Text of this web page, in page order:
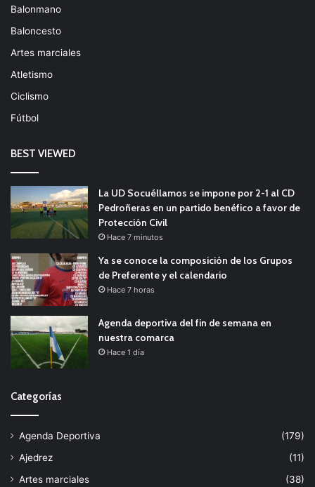
Balonmano
Baloncesto
Artes marciales
Atletismo
Ciclismo
Fútbol
BEST VIEWED
La UD Socuéllamos se impone por 2-1 al CD
Pedroñeras en un partido benéfico a favor de
Protección Civil
Hace 7 minutos
Ya se conoce la composición de los Grupos
de Preferente y el calendario
Hace 7 horas
Agenda deportiva del fin de semana en
nuestra comarca
Hace 1 día
Categorías
Agenda Deportiva
(179)
Ajedrez
(11)
Artes marciales
(38)